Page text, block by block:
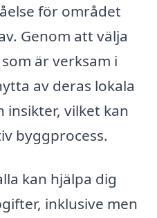
för området
Genom att välja
är verksam i
av deras lokala
insikter, vilket kan
byggprocess.
kan hjälpa dig
inklusive men